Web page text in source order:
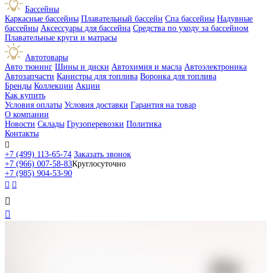
Бассейны
Каркасные бассейны Плавательный бассейн Спа бассейны Надувные
бассейны Аксессуары для бассейна Средства по уходу за бассейном
Плавательные круги и матрасы
Автотовары
Авто тюнинг Шины и диски Автохимия и масла Автоэлектроника
Автозапчасти Канистры для топлива Воронка для топлива
Бренды Коллекции Акции
Как купить
Условия оплаты Условия доставки Гарантия на товар
О компании
Новости Склады Грузоперевозки Политика
Контакты

+7 (499) 113-65-74 Заказать звонок
+7 (966) 007-58-83Круглосуточно
+7 (985) 904-53-90
 

